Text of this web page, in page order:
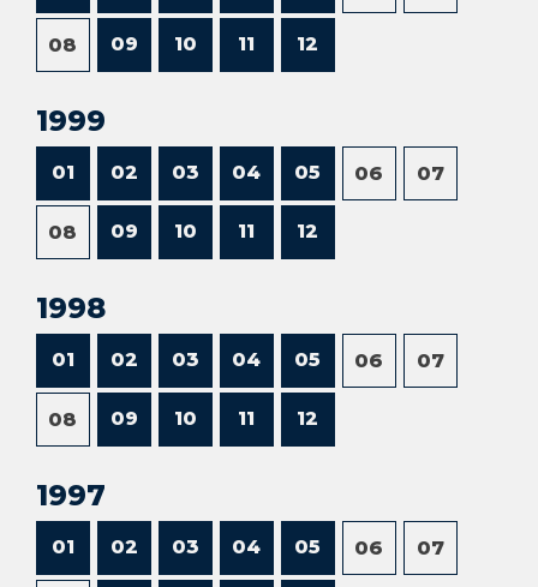
08 09 10 11 12
1999
01 02 03 04 05 06 07
08 09 10 11 12
1998
01 02 03 04 05 06 07
08 09 10 11 12
1997
01 02 03 04 05 06 07